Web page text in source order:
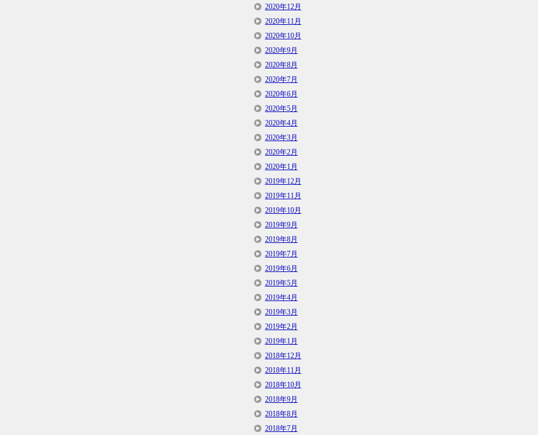
2020年12月
2020年11月
2020年10月
2020年9月
2020年8月
2020年7月
2020年6月
2020年5月
2020年4月
2020年3月
2020年2月
2020年1月
2019年12月
2019年11月
2019年10月
2019年9月
2019年8月
2019年7月
2019年6月
2019年5月
2019年4月
2019年3月
2019年2月
2019年1月
2018年12月
2018年11月
2018年10月
2018年9月
2018年8月
2018年7月